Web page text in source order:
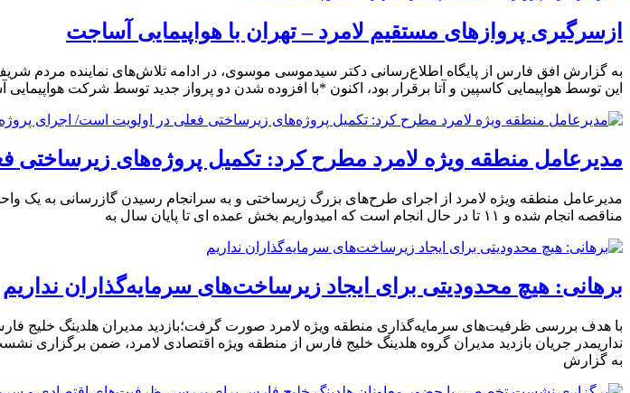
ازسرگیری پروازهای مستقیم لامرد – تهران با هواپیمایی آساجت
به گزارش افق فارس از پایگاه اطلاع‌رسانی دکتر سیدموسی موسوی، در ادامه تلاش‌های نماینده مردم
این توسط هواپیمایی کاسپین و آتا برقرار بود، اکنون *با افزوده شدن دو پرواز جدید توسط شرکت
مدیرعامل منطقه ویژه لامرد مطرح کرد: تکمیل پروژه‌های زیرساختی
مناقصه انجام شده و ١١ تا در حال انجام است که امیدواریم بخش عمده ای تا پایان سال به
برهانی: هیچ محدودیتی برای ایجاد زیرساخت‌های سرمایه‌گذاران نداریم
با هدف بررسی ظرفیت‌های سرمایه‌گذاری منطقه ویژه لامرد صورت گرفت؛بازدید مدیران هلدینگ خلیج
نداریمدر جریان بازدید مدیران گروه هلدینگ خلیج فارس از منطقه ویژه اقتصادی لامرد، ضمن
به گزارش